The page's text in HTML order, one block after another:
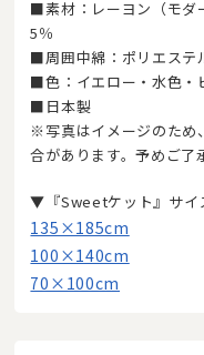
■素材：レーヨン（モダ
5％
■周囲中綿：ポリエステ
■色：イエロー・水色・
■日本製
※写真はイメージのため
合があります。予めご了
▼『Sweetケット』サイ
135×185cm
100×140cm
70×100cm